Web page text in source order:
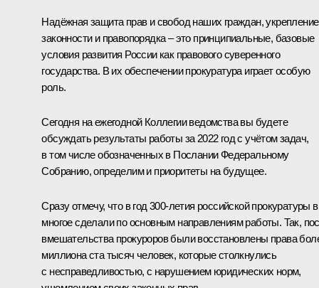
Надёжная защита прав и свобод наших граждан, укрепление
законности и правопорядка – это принципиальные, базовые
условия развития России как правового суверенного
государства. В их обеспечении прокуратура играет особую
роль.
Сегодня на ежегодной Коллегии ведомства вы будете
обсуждать результаты работы за 2022 год с учётом задач,
в том числе обозначенных в Послании Федеральному
Собранию, определим и приоритеты на будущее.
Сразу отмечу, что в год 300-летия российской прокуратуры
многое сделали по основным направлениям работы. Так,
вмешательства прокуроров были восстановлены права
миллиона ста тысяч человек, которые столкнулись
с несправедливостью, с нарушением юридических норм,